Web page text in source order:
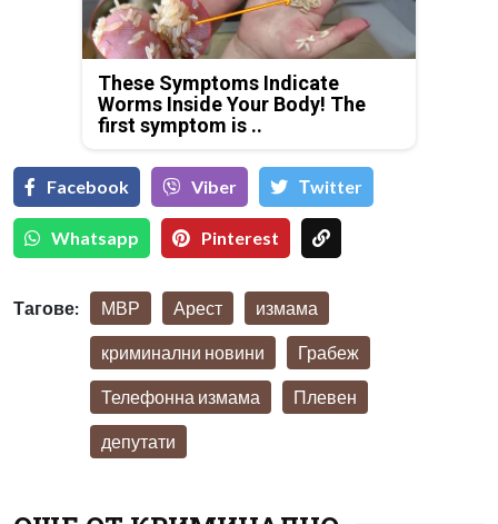
These Symptoms Indicate
Worms Inside Your Body! The
first symptom is ..
Facebook Viber Тwitter
Whatsapp Pinterest
Тагове: МВР Арест измама
криминални новини Грабеж
Телефонна измама Плевен
депутати